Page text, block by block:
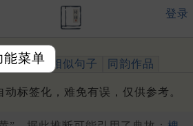
能菜单
登录
、引用 相似句子 同韵作品
标签化，难免有误，仅供参考。